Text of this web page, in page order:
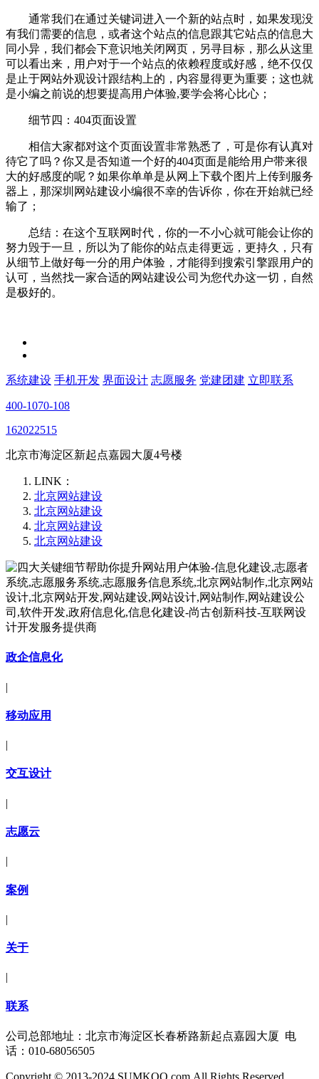
通常我们在通过关键词进入一个新的站点时，如果发现没
有我们需要的信息，或者这个站点的信息跟其它站点的信息大
同小异，我们都会下意识地关闭网页，另寻目标，那么从这里
可以看出来，用户对于一个站点的依赖程度或好感，绝不仅仅
是止于网站外观设计跟结构上的，内容显得更为重要；这也就
是小编之前说的想要提高用户体验,要学会将心比心；
细节四：404页面设置
相信大家都对这个页面设置非常熟悉了，可是你有认真对
待它了吗？你又是否知道一个好的404页面是能给用户带来很
大的好感度的呢？如果你单单是从网上下载个图片上传到服务
器上，那深圳网站建设小编很不幸的告诉你，你在开始就已经
输了；
总结：在这个互联网时代，你的一不小心就可能会让你的
努力毁于一旦，所以为了能你的站点走得更远，更持久，只有
从细节上做好每一分的用户体验，才能得到搜索引擎跟用户的
认可，当然找一家合适的网站建设公司为您代办这一切，自然
是极好的。
系统建设 手机开发 界面设计 志愿服务 党建团建 立即联系
400-1070-108
162022515
北京市海淀区新起点嘉园大厦4号楼
LINK：
北京网站建设
北京网站建设
北京网站建设
北京网站建设
政企信息化
|
移动应用
|
交互设计
|
志愿云
|
案例
|
关于
|
联系
公司总部地址：北京市海淀区长春桥路新起点嘉园大厦 电
话：010-68056505
Copyright © 2013-2024 SUMKOO.com All Rights Reserved